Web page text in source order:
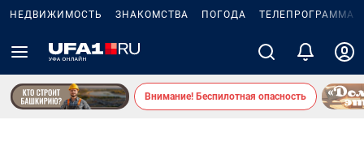
НЕДВИЖИМОСТЬ ЗНАКОМСТВА ПОГОДА ТЕЛЕПРОГРАММА
Внимание! Беспилотная опасность